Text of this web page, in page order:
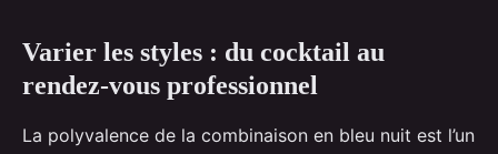
Varier les styles : du cocktail au
rendez-vous professionnel
La polyvalence de la combinaison en bleu nuit est l’un